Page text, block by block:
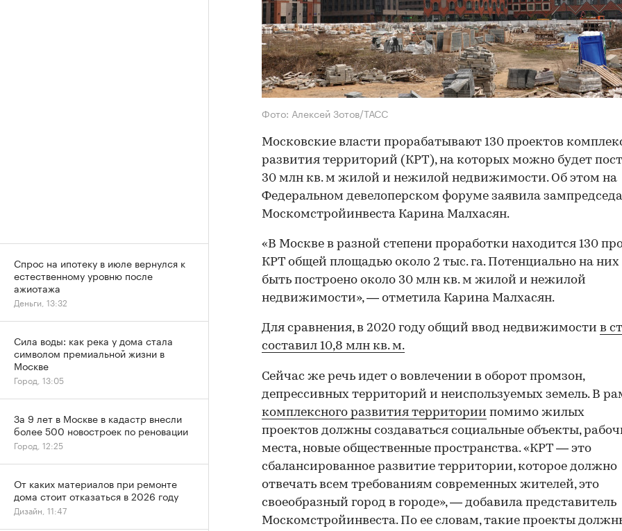
Фото: Алексей Зотов/ТАСС
Московские власти прорабатывают 130 проектов
развития территорий (КРТ), на которых можно будет
30 млн кв. м жилой и нежилой недвижимости. Об этом на
Федеральном девелоперском форуме заявила
Москомстройинвеста Карина Малхасян.
«В Москве в разной степени проработки находится 130
КРТ общей площадью около 2 тыс. га. Потенциально на
быть построено около 30 млн кв. м жилой и нежилой
недвижимости», — отметила Карина Малхасян.
Для сравнения, в 2020 году общий ввод недвижимости в
составил 10,8 млн кв. м.
Сейчас же речь идет о вовлечении в оборот промзон,
депрессивных территорий и неиспользуемых земель. В
комплексного развития территории помимо жилых
проектов должны создаваться социальные объекты,
места, новые общественные пространства. «КРТ — это
сбалансированное развитие территории, которое должно
отвечать всем требованиям современных жителей, это
своеобразный город в городе», — добавила представитель
Москомстройинвеста. По ее словам, такие проекты
Спрос на ипотеку в июле вернулся к
естественному уровню после
ажиотажа
Деньги, 13:32
Сила воды: как река у дома стала
символом премиальной жизни в
Москве
Город, 13:05
За 9 лет в Москве в кадастр внесли
более 500 новостроек по реновации
Город, 12:25
От каких материалов при ремонте
дома стоит отказаться в 2026 году
Дизайн, 11:47